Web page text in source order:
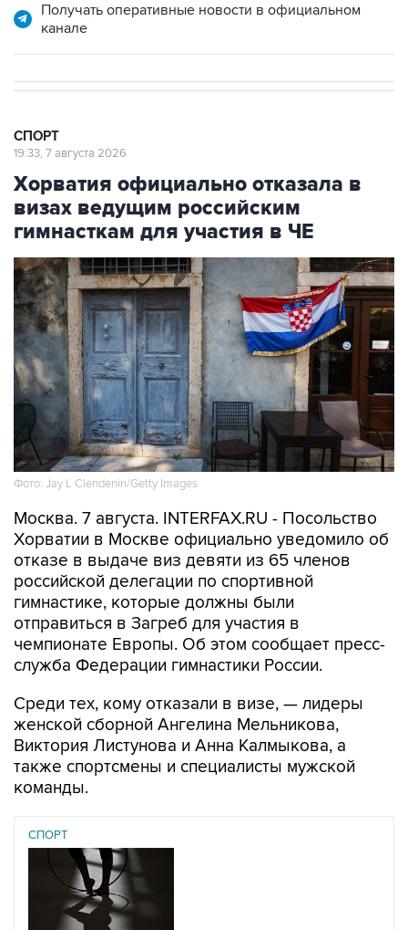
Получать оперативные новости в официальном
канале
СПОРТ
19:33, 7 августа 2026
Хорватия официально отказала в
визах ведущим российским
гимнасткам для участия в ЧЕ
Фото: Jay L Clendenin/Getty Images
Москва. 7 августа. INTERFAX.RU - Посольство
Хорватии в Москве официально уведомило об
отказе в выдаче виз девяти из 65 членов
российской делегации по спортивной
гимнастике, которые должны были
отправиться в Загреб для участия в
чемпионате Европы. Об этом сообщает пресс-
служба Федерации гимнастики России.
Среди тех, кому отказали в визе, — лидеры
женской сборной Ангелина Мельникова,
Виктория Листунова и Анна Калмыкова, а
также спортсмены и специалисты мужской
команды.
СПОРТ